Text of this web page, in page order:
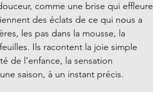
comme une brise qui effleure
des éclats de ce qui nous a
les pas dans la mousse, la
Ils racontent la joie simple
de l’enfance, la sensation
saison, à un instant précis.